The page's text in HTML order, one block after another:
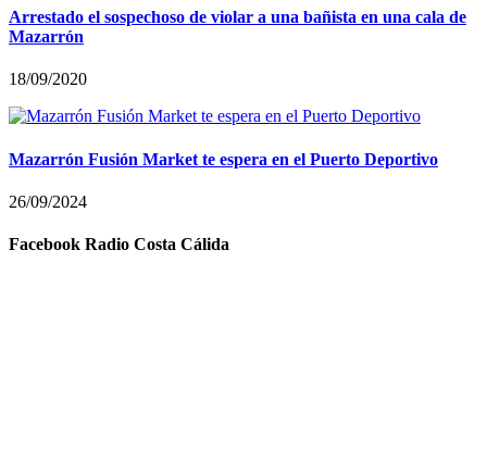
Arrestado el sospechoso de violar a una bañista en una cala de
Mazarrón
18/09/2020
Mazarrón Fusión Market te espera en el Puerto Deportivo
26/09/2024
Facebook Radio Costa Cálida